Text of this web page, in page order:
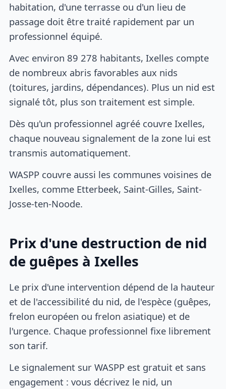
habitation, d'une terrasse ou d'un lieu de
passage doit être traité rapidement par un
professionnel équipé.
Avec environ 89 278 habitants, Ixelles compte
de nombreux abris favorables aux nids
(toitures, jardins, dépendances). Plus un nid est
signalé tôt, plus son traitement est simple.
Dès qu'un professionnel agréé couvre Ixelles,
chaque nouveau signalement de la zone lui est
transmis automatiquement.
WASPP couvre aussi les communes voisines de
Ixelles, comme Etterbeek, Saint-Gilles, Saint-
Josse-ten-Noode.
Prix d'une destruction de nid
de guêpes à Ixelles
Le prix d'une intervention dépend de la hauteur
et de l'accessibilité du nid, de l'espèce (guêpes,
frelon européen ou frelon asiatique) et de
l'urgence. Chaque professionnel fixe librement
son tarif.
Le signalement sur WASPP est gratuit et sans
engagement : vous décrivez le nid, un